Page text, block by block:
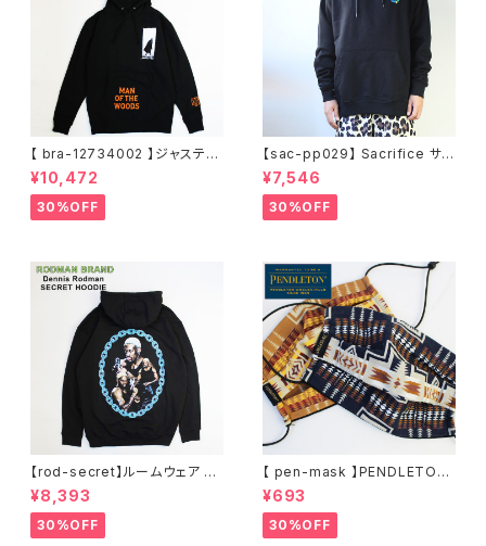
【 bra-12734002 】ジャスティ
ンティンバーレイク Justin Ran
dall Timberlake MAN OF T
HE WOODS パーカー フーディ
ー アーティスト スウェットパー
¥10,472
30%OFF
【sac-pp029】 Sacrifice サク
リファイス 大きいサイズ メンズ
ユニセックス スウェット パーカ
ー 窓グラフィック 長袖 M L XL
XXL 2L 大きめ 長袖Tシャツ デ
サイズ ビッグシルエット 黒 通勤
通学 秋冬
¥7,546
30%OFF
【rod-secret】ルームウェア フ
ーディー アーティスト バンド ア
ウトドア RODMAN BRAND ロ
ッドマンブランド Dennis Rod
man RODAMAN SECRET H
¥8,393
30%OFF
【 pen-mask 】PENDLETON
ペンドルトン ファッションマス
ク アウトドア フリーサイズ アウ
トドア 通勤 通学 通気性 マスク
乾燥しない 蒸れない
¥693
30%OFF